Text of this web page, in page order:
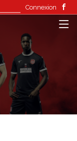
Connexion